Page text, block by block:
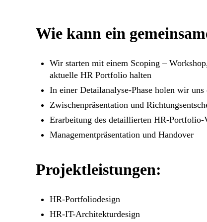
Wie kann ein
Wir starten mit einem Scoping –
aktuelle HR Portfolio halten
In einer Detailanalyse-Phase holen wir
Zwischenpräsentation und
Erarbeitung des detaillierten HR-Portfolio-
Managementpräsentation und Handover
Projektleistungen:
HR-Portfoliodesign
HR-IT-Architekturdesign